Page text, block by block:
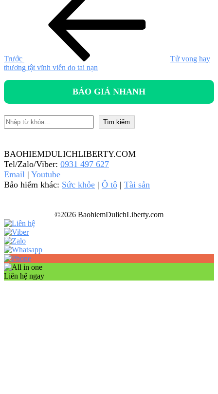
Trước
Tử vong hay
thương tật vĩnh viễn do tai nạn
BÁO GIÁ NHANH
Tìm kiếm Tìm kiếm
BAOHIEMDULICHLIBERTY.COM
Tel/Zalo/Viber: 0931 497 627
Email | Youtube
Bảo hiểm khác: Sức khỏe | Ô tô | Tài sản
©2026 BaohiemDulichLiberty.com
Liên hệ ngay